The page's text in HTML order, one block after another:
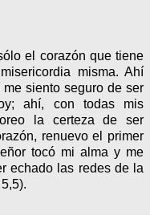
el corazón que tiene
misma. Ahí
siento seguro de ser
ahí, con todas mis
la certeza de ser
renuevo el primer
tocó mi alma y me
echado las redes de la
5,5).